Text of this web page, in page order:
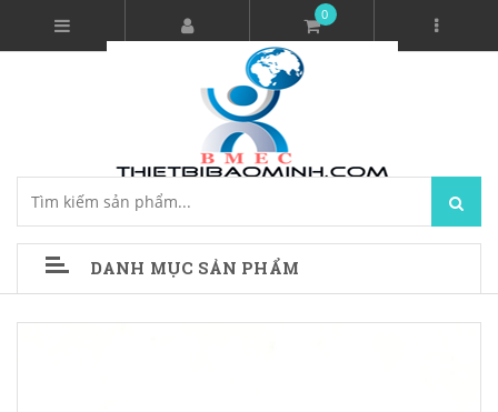
0
DANH MỤC SẢN PHẨM